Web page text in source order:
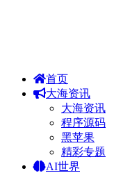
首页
大海资讯
大海资讯
程序源码
黑苹果
精彩专题
AI世界